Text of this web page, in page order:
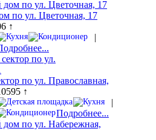
по ул. Цветочная, 17
↑
|
по ул. Православная,
↑
|
Подробнее...